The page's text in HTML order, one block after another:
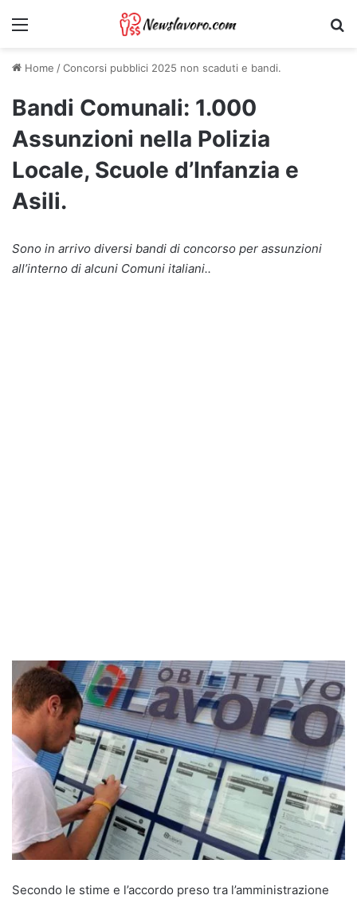
Menu
Home /Concorsi pubblici 2025 non scaduti e bandi.
Bandi Comunali: 1.000
Assunzioni nella Polizia
Locale, Scuole d’Infanzia e
Asili.
Sono in arrivo diversi bandi di concorso per assunzioni
all’interno di alcuni Comuni italiani..
Secondo le stime e l’accordo preso tra l’amministrazione